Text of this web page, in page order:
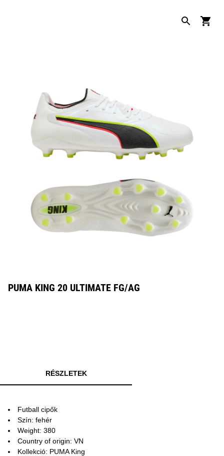
PUMA KING 20 ULTIMATE FG/AG
RÉSZLETEK
Futball cipők
Szín: fehér
Weight: 380
Country of origin: VN
Kollekció: PUMA King